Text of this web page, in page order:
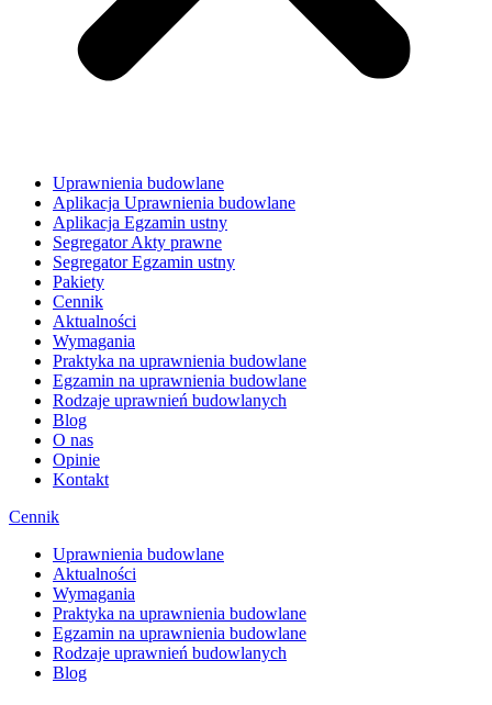
Uprawnienia budowlane
Aplikacja Uprawnienia budowlane
Aplikacja Egzamin ustny
Segregator Akty prawne
Segregator Egzamin ustny
Pakiety
Cennik
Aktualności
Wymagania
Praktyka na uprawnienia budowlane
Egzamin na uprawnienia budowlane
Rodzaje uprawnień budowlanych
Blog
O nas
Opinie
Kontakt
Cennik
Uprawnienia budowlane
Aktualności
Wymagania
Praktyka na uprawnienia budowlane
Egzamin na uprawnienia budowlane
Rodzaje uprawnień budowlanych
Blog